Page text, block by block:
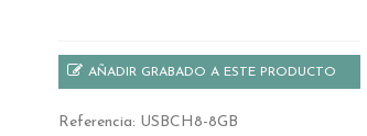
AÑADIR GRABADO A ESTE PRODUCTO
Referencia: USBCH8-8GB